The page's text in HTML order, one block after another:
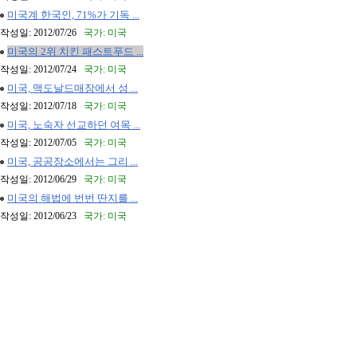
미국계 한국인, 71%가 기독 ...
작성일: 2012/07/26 국가: 미국
미국의 2위 치킨 패스트푸드 ...
작성일: 2012/07/24 국가: 미국
미국, 맥도날드매장에서 성 ...
작성일: 2012/07/18 국가: 미국
미국, 노숙자 선교하던 여목 ...
작성일: 2012/07/05 국가: 미국
미국, 공공장소에서는 그리 ...
작성일: 2012/06/29 국가: 미국
미국의 해법에 번번 딴지를 ...
작성일: 2012/06/23 국가: 미국